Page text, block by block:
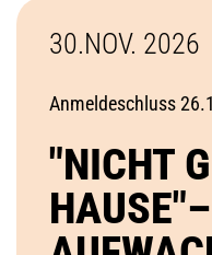
30.NOV. 2026
Anmeldeschluss
"NICHT
HAUSE"–